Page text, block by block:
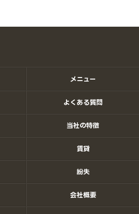
the way home from work,
and they opened my door
also very good, and I'm very
to lose them again, but if
to the worst, I'll call them
メニュー
よくある質問
当社の特徴
賃貸
紛失
会社概要